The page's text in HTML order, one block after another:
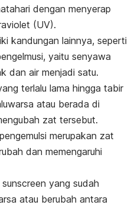
dengan menyerap
(UV).
kandungan lainnya, seperti
yaitu senyawa
dan air menjadi satu.
terlalu lama hingga tabir
atau berada di
zat tersebut.
merupakan zat
dan memengaruhi
yang sudah
atau berubah antara